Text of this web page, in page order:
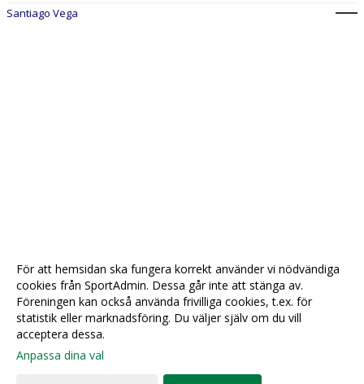
Santiago Vega
För att hemsidan ska fungera korrekt använder vi nödvändiga
cookies från SportAdmin. Dessa går inte att stänga av.
Föreningen kan också använda frivilliga cookies, t.ex. för
statistik eller marknadsföring. Du väljer själv om du vill
acceptera dessa.
Anpassa dina val